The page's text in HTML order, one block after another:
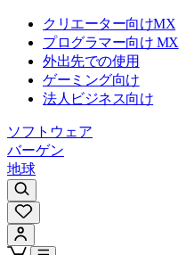
クリエーター向けMX
プログラマー向け MX
外出先での使用
ゲーミング向け
法人ビジネス向け
ソフトウェア
バーゲン
地球